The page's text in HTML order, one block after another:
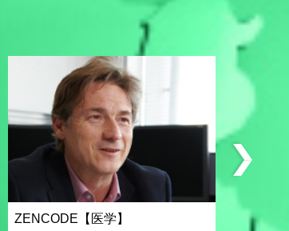
ZENCODE【医学】